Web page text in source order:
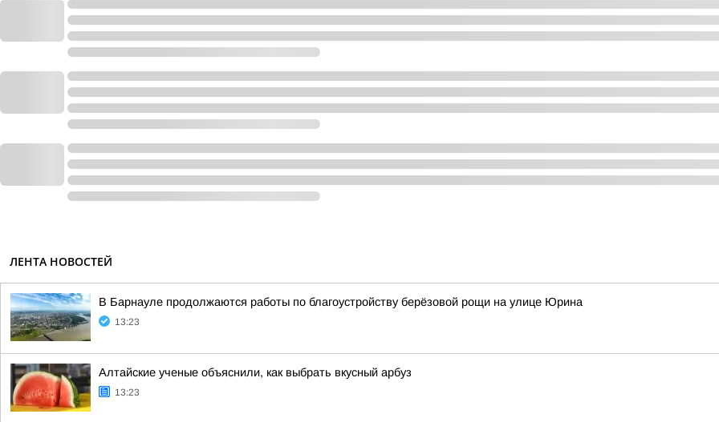
ЛЕНТА НОВОСТЕЙ
В Барнауле продолжаются работы по благоустройству берёзовой рощи на улице Юрина
13:23
Алтайские ученые объяснили, как выбрать вкусный арбуз
13:23